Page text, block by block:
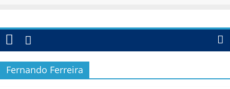
Fernando Ferreira